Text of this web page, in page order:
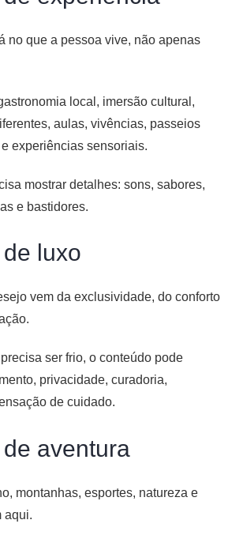
no que a pessoa vive, não apenas
local, imersão cultural,
aulas, vivências, passeios
experiências sensoriais.
mostrar detalhes: sons, sabores,
e bastidores.
luxo
vem da exclusividade, do conforto
ser frio, o conteúdo pode
privacidade, curadoria,
de cuidado.
aventura
montanhas, esportes, natureza e
aqui.